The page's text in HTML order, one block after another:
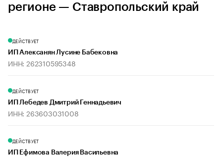
регионе — Ставропольский край
ДЕЙСТВУЕТ
ИП Алексанян Лусине Бабековна
ИНН: 262310595348
ДЕЙСТВУЕТ
ИП Лебедев Дмитрий Геннадьевич
ИНН: 263603031008
ДЕЙСТВУЕТ
ИП Ефимова Валерия Васильевна